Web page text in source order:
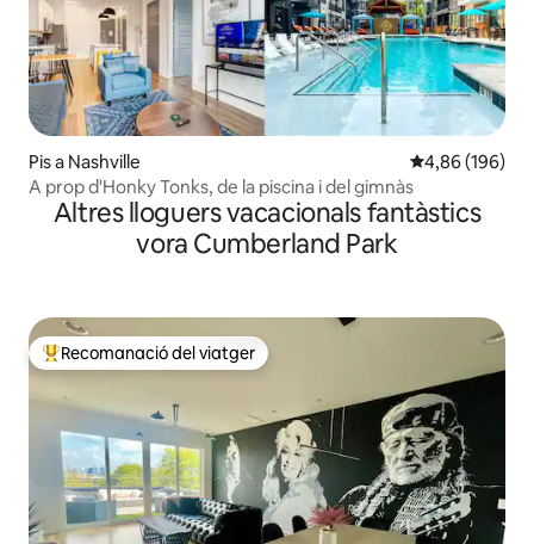
Pis a Nashville 4,86 de
4,86 (196)
A prop d'Honky Tonks, de la piscina i del gimnàs
Altres lloguers vacacionals fantàstics
vora Cumberland Park
Principals recomanacions dels viatgers
Recomanació del viatger